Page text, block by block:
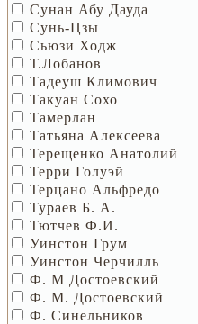
Сунан Абу Дауда
Сунь-Цзы
Сьюзи Ходж
Т.Лобанов
Тадеуш Климович
Такуан Сохо
Тамерлан
Татьяна Алексеева
Терещенко Анатолий
Терри Голуэй
Терцано Альфредо
Тураев Б. А.
Тютчев Ф.И.
Уинстон Грум
Уинстон Черчилль
Ф. М Достоевский
Ф. М. Достоевский
Ф. Синельников